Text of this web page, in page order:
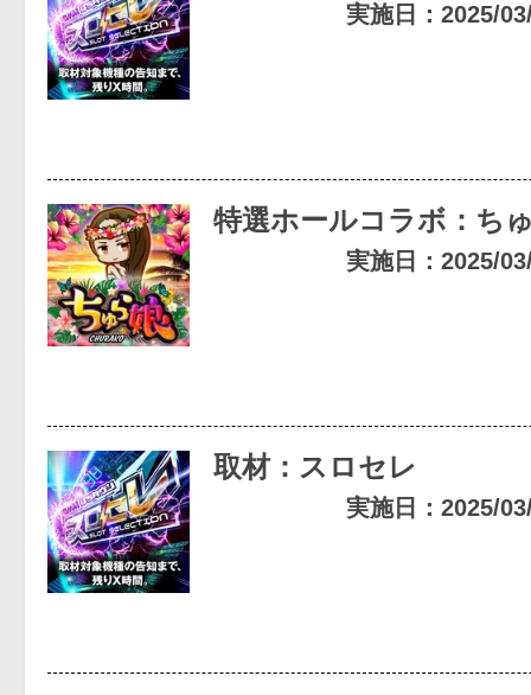
実施日：2025/
特選ホールコラボ：ち
実施日：2025/
取材：スロセレ
実施日：2025/